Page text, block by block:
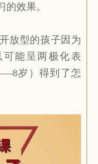
的效果。
放型的孩子因为
能呈两极化表
岁）得到了怎